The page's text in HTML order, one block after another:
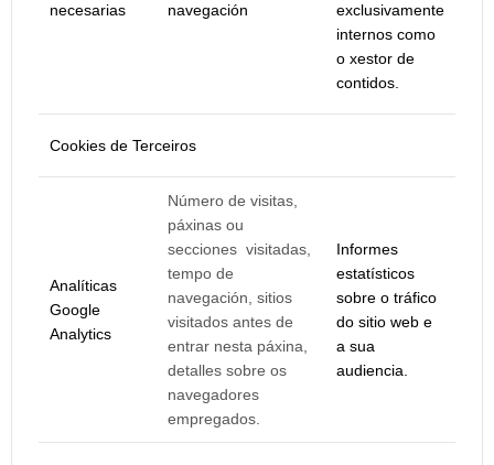
necesarias
navegación
exclusivamente
internos como
o xestor de
contidos.
Cookies de Terceiros
Analíticas
Google
Analytics
Número de visitas,
páxinas ou
secciones visitadas,
tempo de
navegación, sitios
visitados antes de
entrar nesta páxina,
detalles sobre os
navegadores
empregados.
Informes
estatísticos
sobre o tráfico
do sitio web e
a sua
audiencia.